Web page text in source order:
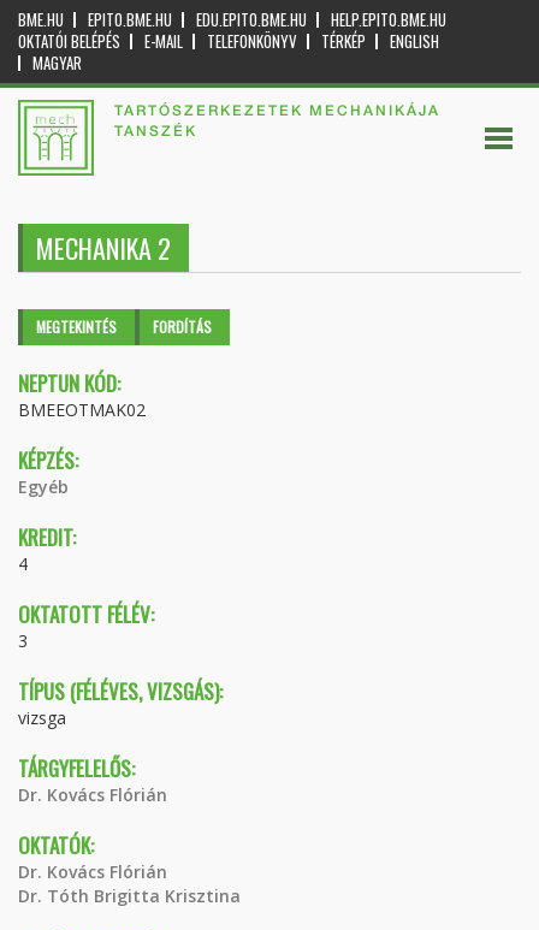
BME.HU EPITO.BME.HU EDU.EPITO.BME.HU
HELP.EPITO.BME.HU
OKTATÓI BELÉPÉS
E-MAIL TELEFONKÖNYV TÉRKÉP
ENGLISH
MAGYAR
TARTÓSZERKEZETEK MECHANIKÁJA
TANSZÉK
MECHANIKA 2
Elsődleges fülek
MEGTEKINTÉS (AKTÍVFORDÍTÁS
NEPTUN KÓD:
BMEEOTMAK02
KÉPZÉS:
Egyéb
KREDIT:
4
OKTATOTT FÉLÉV:
3
TÍPUS (FÉLÉVES, VIZSGÁS):
vizsga
TÁRGYFELELŐS:
Dr. Kovács Flórián
OKTATÓK:
Dr. Kovács Flórián
Dr. Tóth Brigitta Krisztina